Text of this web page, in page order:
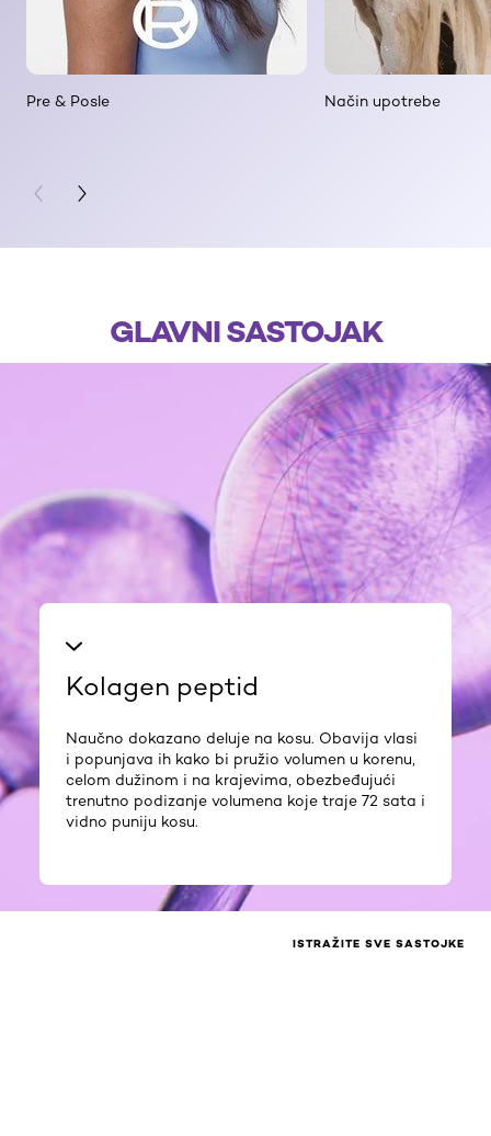
Pre & Posle Način upotrebe
PREVIOUS CARD
NEXT CARD
GLAVNI SASTOJAK
Kolagen peptid
Naučno dokazano deluje na kosu. Obavija vlasi
i popunjava ih kako bi pružio volumen u korenu,
celom dužinom i na krajevima, obezbeđujući
trenutno podizanje volumena koje traje 72 sata i
vidno puniju kosu.
ISTRAŽITE SVE SASTOJKE